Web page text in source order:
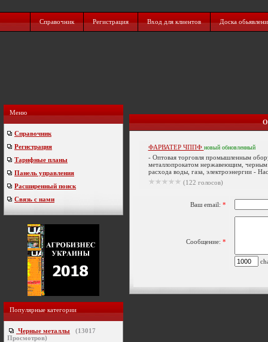
Справочник Регистрация Вход для клиентов Доска
Меню
Справочник
Регистрация
Тарифные планы
Панель управления
Расширенный поиск
Связь с нами
Популярные категории
Черные металлы (13017
Просмотров)
ФАРВАТЕР ЧППФ новый обновленный
- Оптовая торговля промышленным
металлопрокатом нержавеющим,
расхода воды, газа, электроэнергии -
(122 голосов)
Ваш email: *
Сообщение: *